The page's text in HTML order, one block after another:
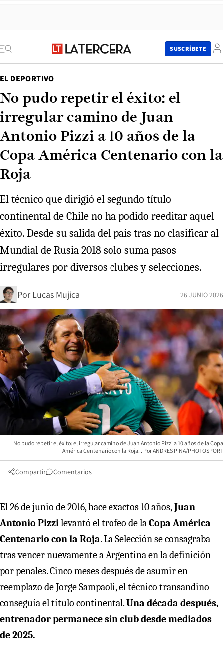
SUSCRÍBETE
EL DEPORTIVO
No pudo repetir el éxito: el
irregular camino de Juan
Antonio Pizzi a 10 años de la
Copa América Centenario con la
Roja
El técnico que dirigió el segundo título
continental de Chile no ha podido reeditar aquel
éxito. Desde su salida del país tras no clasificar al
Mundial de Rusia 2018 solo suma pasos
irregulares por diversos clubes y selecciones.
Por Lucas Mujica 26 JUNIO 2026
No pudo repetir el éxito: el irregular camino de Juan Antonio Pizzi a 10 años de la Copa
América Centenario con la Roja.
ANDRES PINA/PHOTOSPORT
Compartir Comentarios
El 26 de junio de 2016, hace exactos 10 años,Juan
Antonio Pizzilevantó el trofeo de laCopa América
Centenario con la Roja. La Selección se consagraba
tras vencer nuevamente a Argentina en la definición
por penales. Cinco meses después de asumir en
reemplazo de Jorge Sampaoli, el técnico transandino
conseguía el título continental.Una década después,
entrenador permanece sin club desde mediados
de 2025.